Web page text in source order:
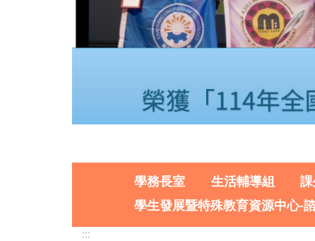
學務長室 生活輔導組 課
學生發展暨特殊教育資源中心-
:::